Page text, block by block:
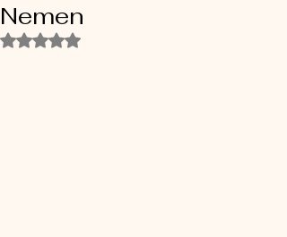
Nemen
Beoordeeld met NaN uit 5 sterren.